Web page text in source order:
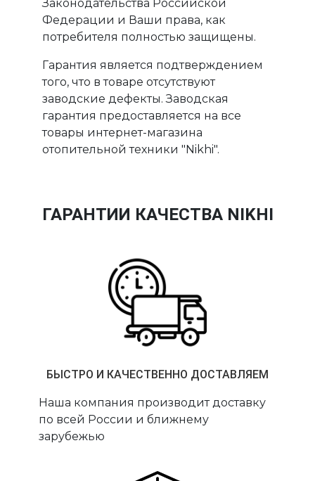
Законодательства Российской
Федерации и Ваши права, как
потребителя полностью защищены.
Гарантия является подтверждением
того, что в товаре отсутствуют
заводские дефекты. Заводская
гарантия предоставляется на все
товары интернет-магазина
отопительной техники "Nikhi".
ГАРАНТИИ КАЧЕСТВА NIKHI
БЫСТРО И КАЧЕСТВЕННО ДОСТАВЛЯЕМ
Наша компания производит доставку
по всей России и ближнему
зарубежью